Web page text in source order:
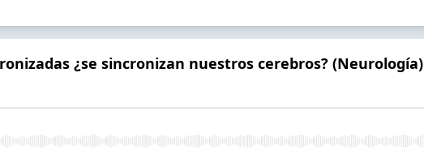
¿se sincronizan nuestros cerebros? (Neurología)